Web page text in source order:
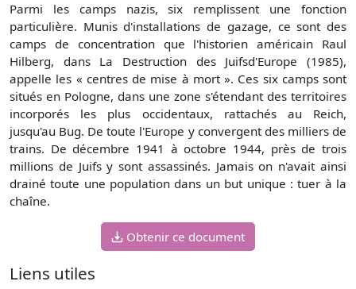
Parmi les camps nazis, six remplissent une fonction
particulière. Munis d'installations de gazage, ce sont des
camps de concentration que l'historien américain Raul
Hilberg, dans La Destruction des Juifsd'Europe (1985),
appelle les « centres de mise à mort ». Ces six camps sont
situés en Pologne, dans une zone s'étendant des territoires
incorporés les plus occidentaux, rattachés au Reich,
jusqu'au Bug. De toute l'Europe y convergent des milliers de
trains. De décembre 1941 à octobre 1944, près de trois
millions de Juifs y sont assassinés. Jamais on n'avait ainsi
drainé toute une population dans un but unique : tuer à la
chaîne.
Obtenir ce document
Liens utiles